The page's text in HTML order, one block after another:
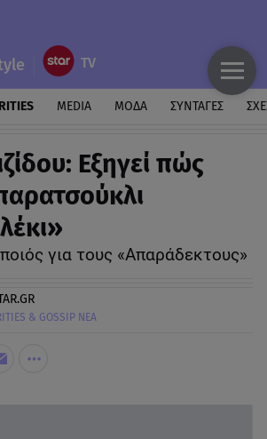
MEDIA ΜΟΔΑ ΣΥΝΤΑΓΕΣ
Εξηγεί πώς
για τους «Απαράδεκτους»
& GOSSIP ΝΕΑ